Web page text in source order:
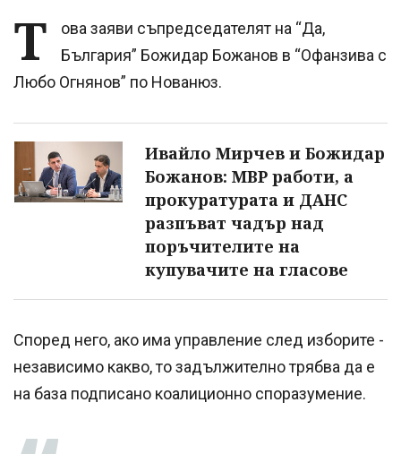
Т
ова заяви съпредседателят на “Да,
България” Божидар Божанов в “Офанзива с
Любо Огнянов” по Нованюз.
Ивайло Мирчев и Божидар
Божанов: МВР работи, а
прокуратурата и ДАНС
разпъват чадър над
поръчителите на
купувачите на гласове
Според него, ако има управление след изборите -
независимо какво, то задължително трябва да е
на база подписано коалиционно споразумение.